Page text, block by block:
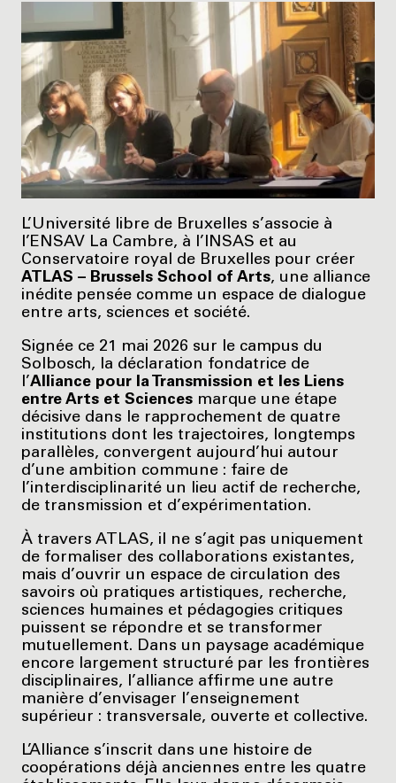
L’Université libre de Bruxelles s’associe à
l’ENSAV La Cambre, à l’INSAS et au
Conservatoire royal de Bruxelles pour créer
ATLAS – Brussels School of Arts, une alliance
inédite pensée comme un espace de dialogue
entre arts, sciences et société.
Signée ce 21 mai 2026 sur le campus du
Solbosch, la déclaration fondatrice de
l’Alliance pour la Transmission et les Liens
entre Arts et Sciences marque une étape
décisive dans le rapprochement de quatre
institutions dont les trajectoires, longtemps
parallèles, convergent aujourd’hui autour
d’une ambition commune : faire de
l’interdisciplinarité un lieu actif de recherche,
de transmission et d’expérimentation.
À travers ATLAS, il ne s’agit pas uniquement
de formaliser des collaborations existantes,
mais d’ouvrir un espace de circulation des
savoirs où pratiques artistiques, recherche,
sciences humaines et pédagogies critiques
puissent se répondre et se transformer
mutuellement. Dans un paysage académique
encore largement structuré par les frontières
disciplinaires, l’alliance affirme une autre
manière d’envisager l’enseignement
supérieur : transversale, ouverte et collective.
L’Alliance s’inscrit dans une histoire de
coopérations déjà anciennes entre les quatre